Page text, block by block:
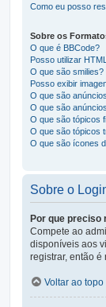
Como eu posso
Sobre os
O que é BBCode?
Posso utilizar
O que são smilies?
Posso exibir
O que são
O que são
O que são tópicos
O que são tópicos
O que são ícones
Sobre o
Por que preciso
Compete ao
disponíveis aos
registrar, então é
Voltar ao topo